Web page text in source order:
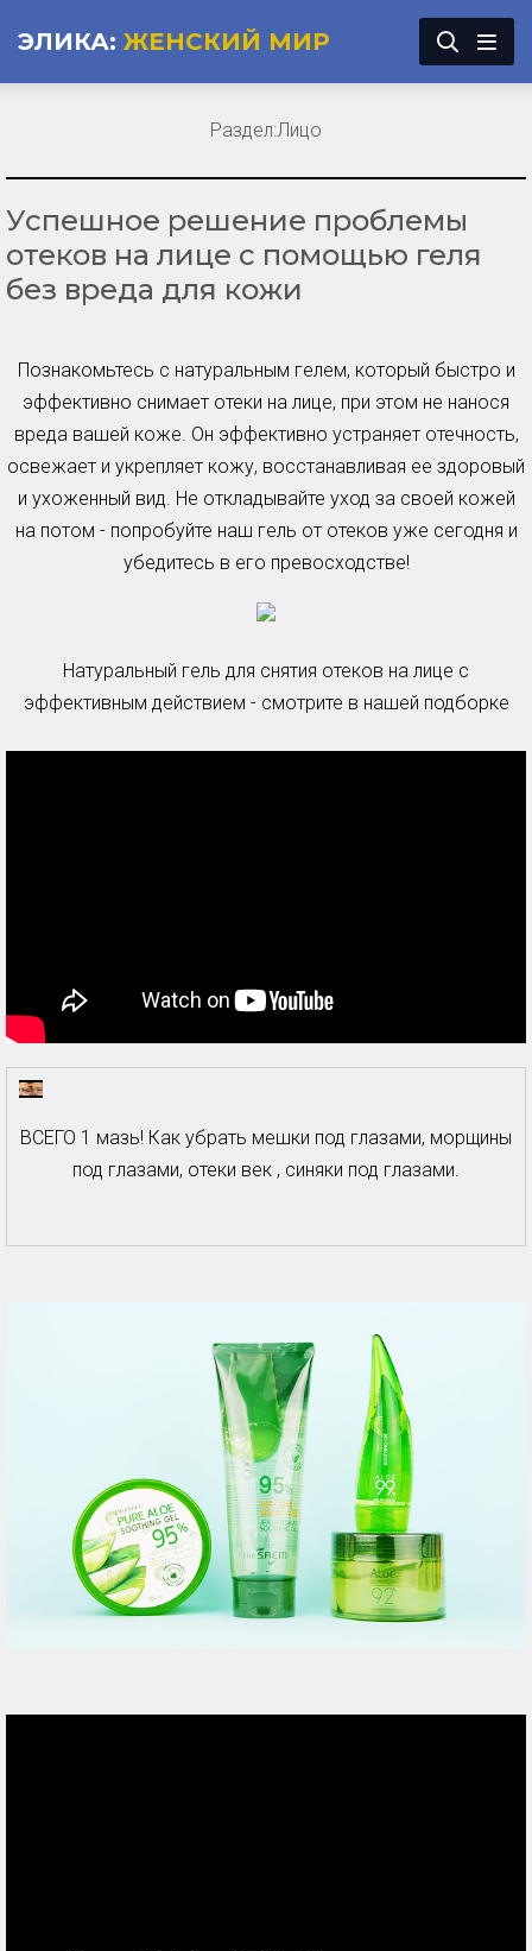
ЭЛИКА: ЖЕНСКИЙ МИР
Успешное решение проблемы
отеков на лице с помощью геля
без вреда для кожи
Познакомьтесь с натуральным гелем, который быстро и
эффективно снимает отеки на лице, при этом не нанося
вреда вашей коже. Он эффективно устраняет отечность,
освежает и укрепляет кожу, восстанавливая ее здоровый
и ухоженный вид. Не откладывайте уход за своей кожей
на потом - попробуйте наш гель от отеков уже сегодня и
убедитесь в его превосходстве!
Натуральный гель для снятия отеков на лице с
эффективным действием - смотрите в нашей подборке
ВСЕГО 1 мазь! Как убрать мешки под глазами, морщины
под глазами, отеки век , синяки под глазами.
Раздел:Лицо